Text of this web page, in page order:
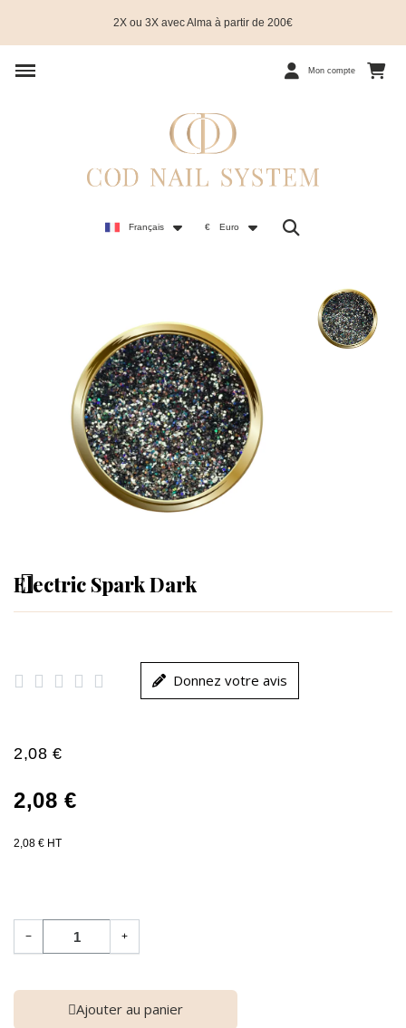
2X ou 3X avec Alma à partir de 200€
Mon compte
Français € Euro
Electric Spark Dark
     Donnez votre avis
2,08 €
2,08 €
2,08 € HT
− +
Ajouter au panier